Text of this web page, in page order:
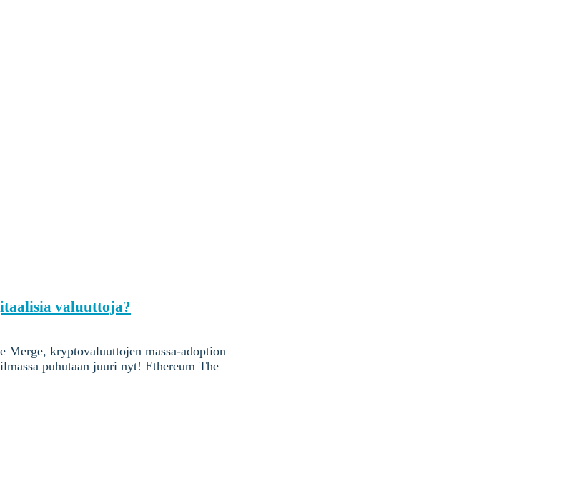
valuuttoja?
kryptovaluuttojen massa-adoption
puhutaan juuri nyt! Ethereum The